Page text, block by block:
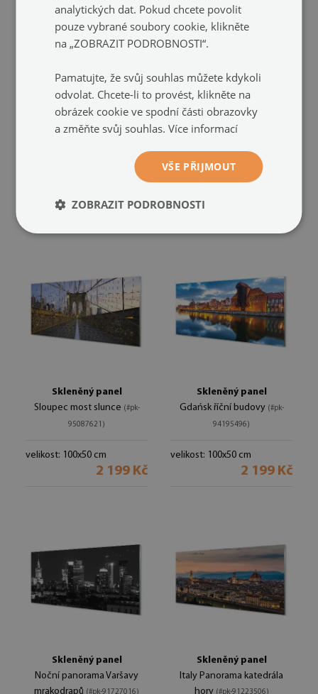
Skleněný panel
Skleněný panel
(#pk-97515954)
Skleněný panel
Sloupec most slunce (#pk-
95087621)
velikost: 100x50 cm
2 199 Kč
Skleněný panel
Gdańsk říční budovy (#pk-
94195496)
velikost: 100x50 cm
2 199 Kč
Skleněný panel
Noční panorama Varšavy
mrakodrapů (#pk-91727016)
Skleněný panel
Italy Panorama katedrála
hory (#pk-91223506)
analytických dat. Pokud chcete povolit
pouze vybrané soubory cookie, klikněte
na „ZOBRAZIT PODROBNOSTI“.
Pamatujte, že svůj souhlas můžete kdykoli
odvolat. Chcete-li to provést, klikněte na
obrázek cookie ve spodní části obrazovky
a změňte svůj souhlas. Více informací
VŠE PŘIJMOUT
ZOBRAZIT PODROBNOSTI